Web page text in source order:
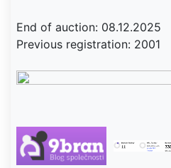
End of auction: 08.12.2025
Previous registration: 2001